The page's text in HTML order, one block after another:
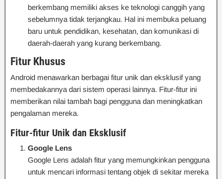
berkembang memiliki akses ke teknologi canggih yang
sebelumnya tidak terjangkau. Hal ini membuka peluang
baru untuk pendidikan, kesehatan, dan komunikasi di
daerah-daerah yang kurang berkembang.
Fitur Khusus
Android menawarkan berbagai fitur unik dan eksklusif yang
membedakannya dari sistem operasi lainnya. Fitur-fitur ini
memberikan nilai tambah bagi pengguna dan meningkatkan
pengalaman mereka.
Fitur-fitur Unik dan Eksklusif
Google Lens
Google Lens adalah fitur yang memungkinkan pengguna
untuk mencari informasi tentang objek di sekitar mereka